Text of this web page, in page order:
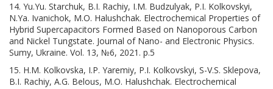
14. Yu.Yu. Starchuk, B.I. Rachiy, I.M. Budzulyak, P.I. Kolkovskyi,
N.Ya. Ivanichok, M.O. Halushchak. Electrochemical Properties of
Hybrid Supercapacitors Formed Based on Nanoporous Carbon
and Nickel Tungstate. Journal of Nano- and Electronic Physics.
Sumy, Ukraine. Vol. 13, №6, 2021. р.5
15. H.M. Kolkovska, I.P. Yaremiy, P.I. Kolkovskyi, S-V.S. Sklepova,
B.I. Rachiy, A.G. Belous, M.O. Halushchak. Electrochemical